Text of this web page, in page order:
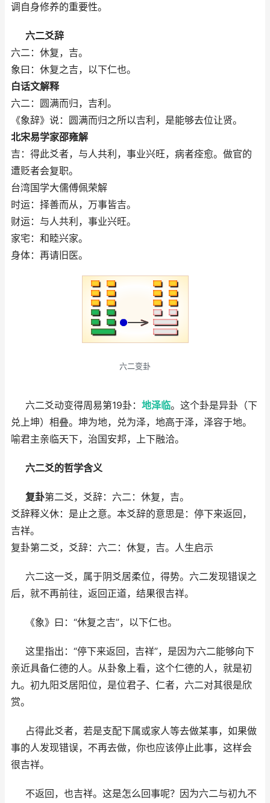
调自身修养的重要性。
六二爻辞
六二：休复，吉。
象曰：休复之吉，以下仁也。
白话文解释
六二：圆满而归，吉利。
《象辞》说：圆满而归之所以吉利，是能够去位让贤。
北宋易学家邵雍解
吉：得此爻者，与人共利，事业兴旺，病者痊愈。做官的
遭贬者会复职。
台湾国学大儒傅佩荣解
时运：择善而从，万事皆吉。
财运：与人共利，事业兴旺。
家宅：和睦兴家。
身体：再请旧医。
六二变卦
六二爻动变得周易第19卦： 地泽临。这个卦是异卦（下
兑上坤）相叠。坤为地，兑为泽，地高于泽，泽容于地。
喻君主亲临天下，治国安邦，上下融洽。
六二爻的哲学含义
复卦第二爻，爻辞：六二：休复，吉。
爻辞释义休：是止之意。本爻辞的意思是：停下来返回，
吉祥。
复卦第二爻，爻辞：六二：休复，吉。人生启示
六二这一爻，属于阴爻居柔位，得势。六二发现错误之
后，就不再前往，返回正道，结果很吉祥。
《象》曰：“休复之吉”，以下仁也。
这里指出：“停下来返回，吉祥”，是因为六二能够向下
亲近具备仁德的人。从卦象上看，这个仁德的人，就是初
九。初九阳爻居阳位，是位君子、仁者，六二对其很是欣
赏。
占得此爻者，若是支配下属或家人等去做某事，如果做
事的人发现错误，不再去做，你也应该停止此事，这样会
很吉祥。
不返回，也吉祥。这是怎么回事呢？因为六二与初九不